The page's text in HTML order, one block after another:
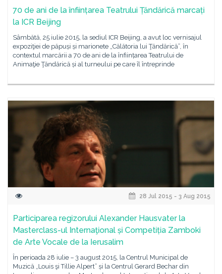
70 de ani de la înființarea Teatrului Țăndărică marcați
la ICR Beijing
Sâmbătă, 25 iulie 2015, la sediul ICR Beijing, a avut loc vernisajul
expoziţiei de păpuși și marionete „Călătoria lui Ţăndărică”, în
contextul marcării a 70 de ani de la înființarea Teatrului de
Animaţie Ţăndărică și al turneului pe care îl întreprinde
28 Jul 2015 - 3 Aug 2015
Participarea regizorului Alexander Hausvater la
Masterclass-ul Internaţional și Competiția Zamboki
de Arte Vocale de la Ierusalim
În perioada 28 iulie – 3 august 2015, la Centrul Municipal de
Muzică „Louis şi Tillie Alpert” și la Centrul Gerard Bechar din